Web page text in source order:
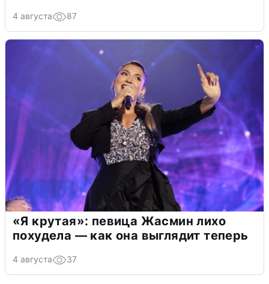
4 августа 87
«Я крутая»: певица Жасмин лихо
похудела — как она выглядит теперь
4 августа 37